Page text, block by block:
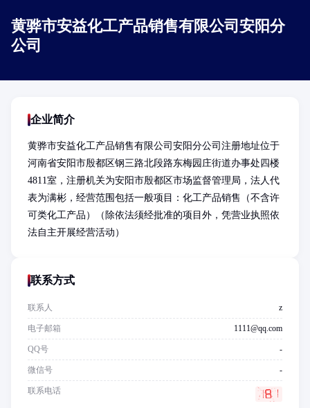
黄骅市安益化工产品销售有限公司安阳分
公司
企业简介
黄骅市安益化工产品销售有限公司安阳分公司注册地址位于
河南省安阳市殷都区钢三路北段路东梅园庄街道办事处四楼
4811室，注册机关为安阳市殷都区市场监督管理局，法人代
表为满彬，经营范围包括一般项目：化工产品销售（不含许
可类化工产品）（除依法须经批准的项目外，凭营业执照依
法自主开展经营活动）
联系方式
联系人 z
电子邮箱 1111@qq.com
QQ号 -
微信号 -
联系电话